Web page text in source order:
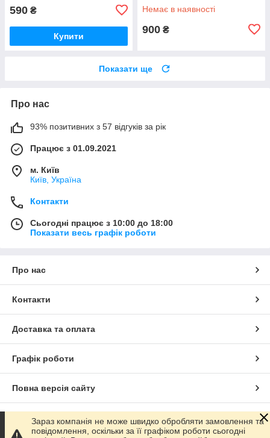
590 ₴
Купити
Немає в наявності
900 ₴
Показати ще
Про нас
93% позитивних з 57 відгуків за рік
Працює з 01.09.2021
м. Київ
Київ, Україна
Контакти
Сьогодні працює з 10:00 до 18:00
Показати весь графік роботи
Про нас
Контакти
Доставка та оплата
Графік роботи
Повна версія сайту
Сайт створено на маркетплейсі Prom.ua
Зараз компанія не може швидко обробляти замовлення та
повідомлення, оскільки за її графіком роботи сьогодні